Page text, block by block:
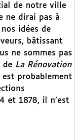
de notre ville
ne dirai pas à
idées de
bâtissant
ne sommes pas
de La Rénovation
probablement
et 1878, il n’est